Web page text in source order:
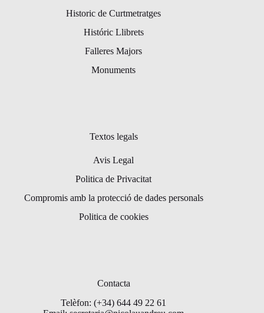
Historic de Curtmetratges
Históric Llibrets
Falleres Majors
Monuments
Textos legals
Avis Legal
Politica de Privacitat
Compromis amb la protecció de dades personals
Politica de cookies
Contacta
Telèfon: (+34) 644 49 22 61